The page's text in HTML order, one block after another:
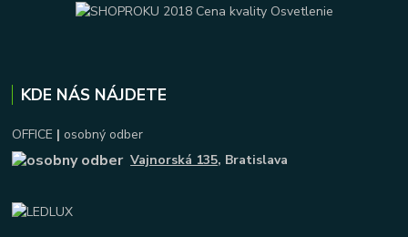
KDE NÁS NÁJDETE
OFFICE | osobný odber
Vajnorská 135, Bratislava